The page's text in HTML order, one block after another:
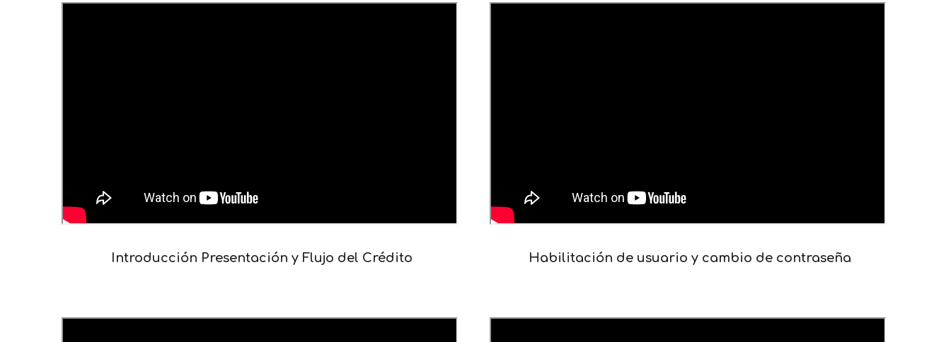
Introducción Presentación y Flujo del Crédito Habilitación de usuario y cambio de contraseña